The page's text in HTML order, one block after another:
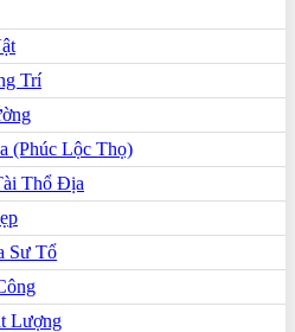
Trí
(Phúc Lộc Thọ)
Thổ Địa
Sư Tổ
Lượng